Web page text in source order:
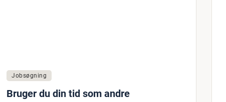
Jobsøgning
Bruger du din tid som andre